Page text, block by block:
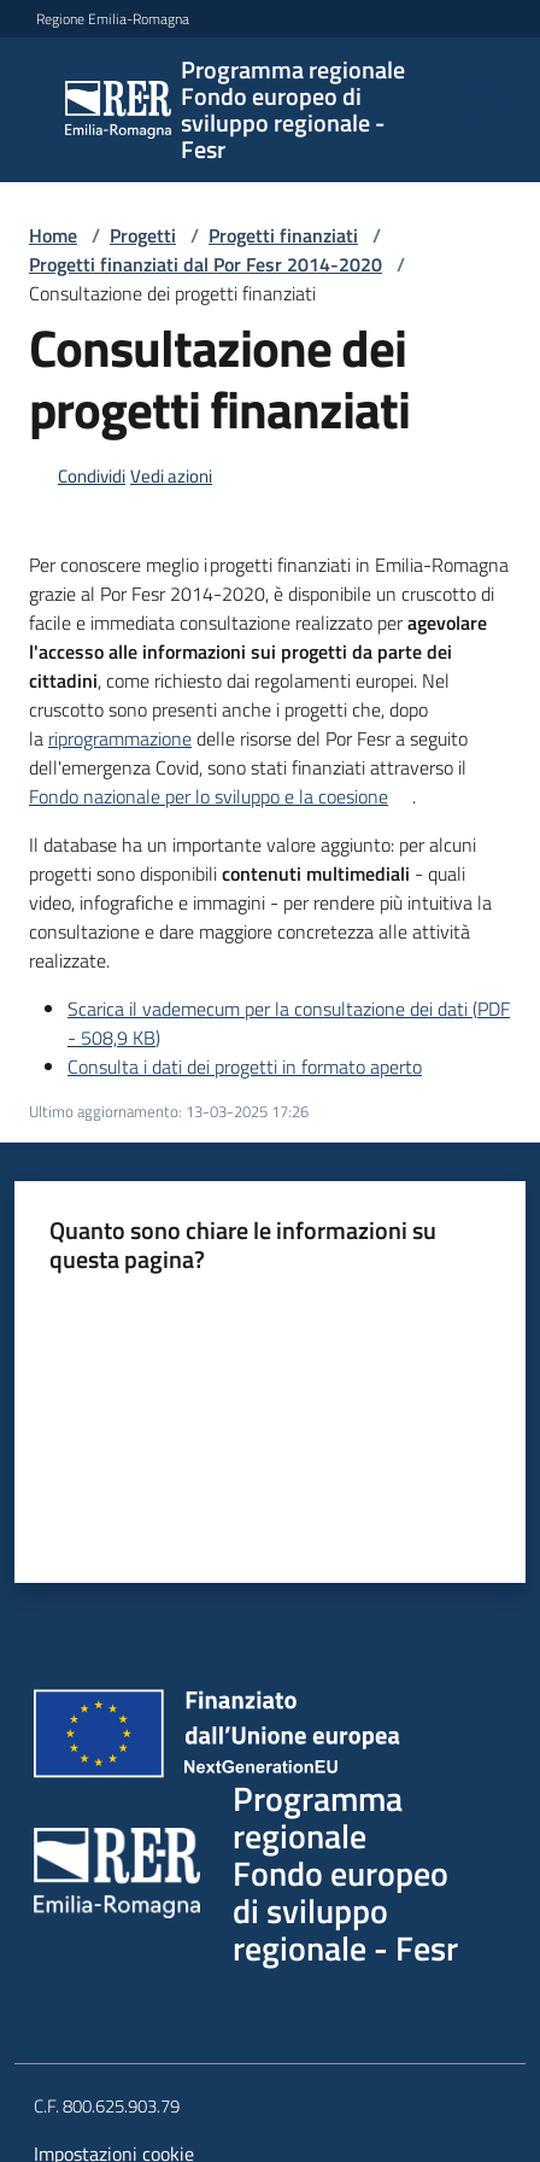
Vai al contenuto
Vai alla navigazione
Vai al footer
Regione Emilia-Romagna
Programma regionale
Fondo europeo di
sviluppo regionale -
Fesr
Programma
regionale
Fondo
europeo di
regionale -
Fesr
Novità
Programmi
Opportunità
Progetti
e
attività
Menu selezionato
Servizi
Comunicazione
Home / Progetti / Progetti finanziati /
Progetti finanziati dal Por Fesr 2014-2020 /
Consultazione dei progetti finanziati
Consultazione dei
progetti finanziati
CondividiVedi azioni
Per conoscere meglio iprogetti finanziati in Emilia-Romagna
grazie al Por Fesr 2014-2020, è disponibile un cruscotto di
facile e immediata consultazione realizzato peragevolare
l'accesso alle informazioni sui progetti da parte dei
cittadini, come richiesto dai regolamenti europei. Nel
cruscotto sono presenti anche i progetti che, dopo
la riprogrammazionedelle risorse del Por Fesr a seguito
dell'emergenza Covid, sono stati finanziati attraverso il
Fondo nazionale per lo sviluppo e la coesione
.
Il database ha un importante valore aggiunto: per alcuni
progetti sono disponibilicontenuti multimediali - quali
video, infografiche e immagini - per rendere più intuitiva la
consultazione e dare maggiore concretezza alle attività
realizzate.
Scarica il vademecum per la consultazione dei dati(PDF
- 508,9 KB)
Consulta i dati dei progetti in formato aperto
Ultimo aggiornamento: 13-03-2025 17:26
Quanto sono chiare le informazioni su
questa pagina?
Programma
regionale
Fondo europeo
di sviluppo
regionale - Fesr
C.F. 800.625.903.79
Impostazioni cookie